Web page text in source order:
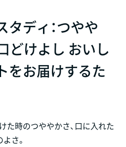
ディ：つやや
どけよし おいし
をお届けするた
た時のつややかさ、口に入れた
さ。